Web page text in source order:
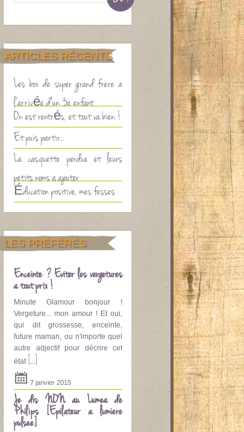
ARTICLES RÉCENTS
Les box de super grand frère à
l’arrivée d’un 3è enfant
On est rentrés, et tout va bien !
Et puis partir…
La casquette perdue et leurs
Éducation positive, mes fesses
LES PRÉFÉRÉS
Enceinte ? Eviter les vergetures
à tout prix !
Minute Glamour bonjour !
Vergeture... mon amour ! Et oui,
qui dit grossesse, enceinte,
future maman, ou n'importe quel
autre adjectif pour décrire cet
état [...]
7 janvier 2015
Je dis NON au Lumea de
Philips [Epilateur a lumière
pulsee]